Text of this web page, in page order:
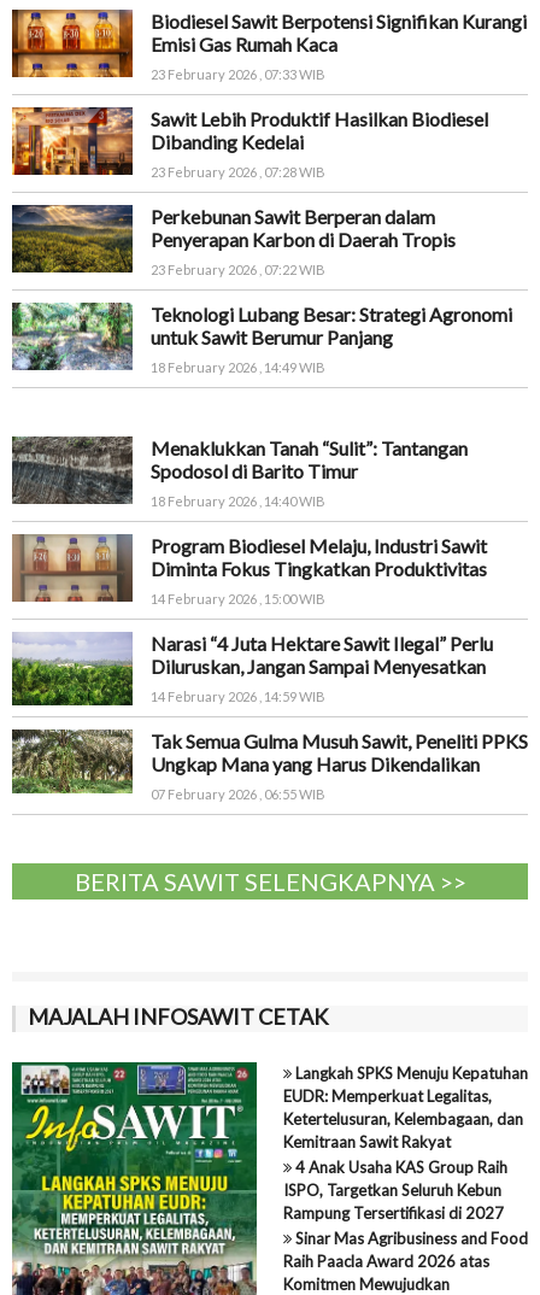
Biodiesel Sawit Berpotensi Signifikan Kurangi
Emisi Gas Rumah Kaca
23 February 2026 , 07:33 WIB
Sawit Lebih Produktif Hasilkan Biodiesel
Dibanding Kedelai
23 February 2026 , 07:28 WIB
Perkebunan Sawit Berperan dalam
Penyerapan Karbon di Daerah Tropis
23 February 2026 , 07:22 WIB
Teknologi Lubang Besar: Strategi Agronomi
untuk Sawit Berumur Panjang
18 February 2026 , 14:49 WIB
Menaklukkan Tanah “Sulit”: Tantangan
Spodosol di Barito Timur
18 February 2026 , 14:40 WIB
Program Biodiesel Melaju, Industri Sawit
Diminta Fokus Tingkatkan Produktivitas
14 February 2026 , 15:00 WIB
Narasi “4 Juta Hektare Sawit Ilegal” Perlu
Diluruskan, Jangan Sampai Menyesatkan
14 February 2026 , 14:59 WIB
Tak Semua Gulma Musuh Sawit, Peneliti PPKS
Ungkap Mana yang Harus Dikendalikan
07 February 2026 , 06:55 WIB
BERITA SAWIT SELENGKAPNYA >>
MAJALAH INFOSAWIT CETAK
Langkah SPKS Menuju Kepatuhan
EUDR: Memperkuat Legalitas,
Ketertelusuran, Kelembagaan, dan
Kemitraan Sawit Rakyat
4 Anak Usaha KAS Group Raih
ISPO, Targetkan Seluruh Kebun
Rampung Tersertifikasi di 2027
Sinar Mas Agribusiness and Food
Raih Paacla Award 2026 atas
Komitmen Mewujudkan